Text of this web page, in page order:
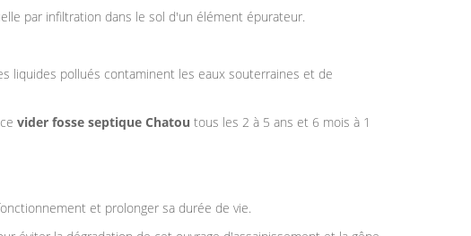
par infiltration dans le sol d'un élément épurateur.
liquides pollués contaminent les eaux souterraines et de
vider fosse septique Chatou tous les 2 à 5 ans et 6 mois à 1
et prolonger sa durée de vie.